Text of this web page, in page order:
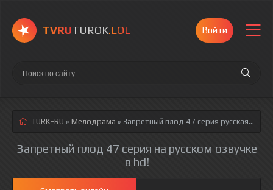
TVRUTUROK.LOL Войти
TURK-RU » Мелодрама » Запретный плод 47 серия русская озвучка полностью смотреть онлайн!
Запретный плод 47 серия на русском озвучке
в hd!